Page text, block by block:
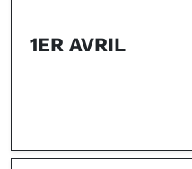
1ER AVRIL